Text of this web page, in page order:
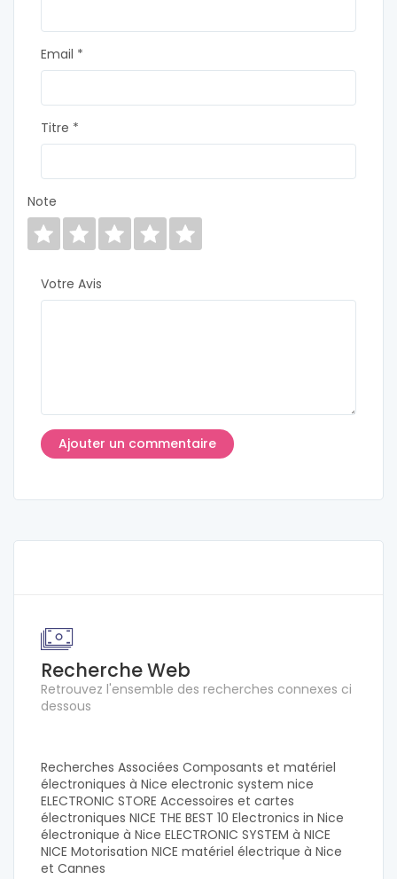
Email *
Titre *
Note
Votre Avis
Recherche Web
Retrouvez l'ensemble des recherches connexes ci
dessous
Recherches Associées Composants et matériel
électroniques à Nice electronic system nice
ELECTRONIC STORE Accessoires et cartes
électroniques NICE THE BEST 10 Electronics in Nice
électronique à Nice ELECTRONIC SYSTEM à NICE
NICE Motorisation NICE matériel électrique à Nice
et Cannes